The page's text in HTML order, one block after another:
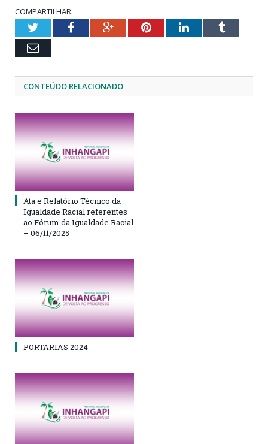
COMPARTILHAR:
TwitterFacebookGoogle+PinterestLinkedInTumblr
Email
CONTEÚDO RELACIONADO
Ata e Relatório Técnico da
Igualdade Racial referentes
ao Fórum da Igualdade Racial
– 06/11/2025
PORTARIAS 2024